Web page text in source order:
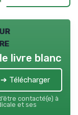
livre blanc
➔ Télécharger
contacté(e) à
et ses